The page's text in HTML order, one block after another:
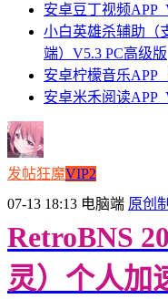
安卓豆丁视频
小白英雄杀辅助（
端）V5.3 PC高级版
安卓柠檬音乐APP
安卓米禾阅读
发帖狂魔VIP2
07-13 18:13 电脑端 原创
RetroBNS
灵）个人加